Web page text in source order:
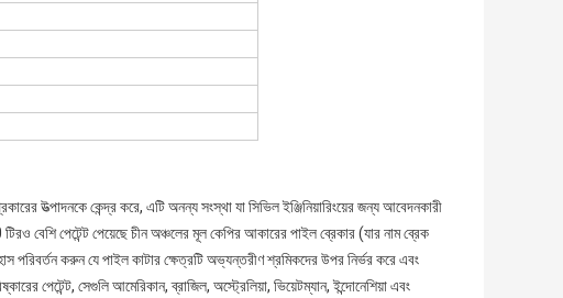
উত্পাদনকে কেন্দ্র করে, এটি অনন্য সংস্থা যা সিভিল ইঞ্জিনিয়ারিংয়ের জন্য আবেদনকারী
বেশি পেটেন্ট পেয়েছে চীন অঞ্চলের মূল কেপির আকারের পাইল ব্রেকার (যার নাম ব্রেক
পরিবর্তন করুন যে পাইল কাটার ক্ষেত্রটি অভ্যন্তরীণ শ্রমিকদের উপর নির্ভর করে এবং
পেটেন্ট, সেগুলি আমেরিকান, ব্রাজিল, অস্ট্রেলিয়া, ভিয়েটম্যান, ইন্দোনেশিয়া এবং